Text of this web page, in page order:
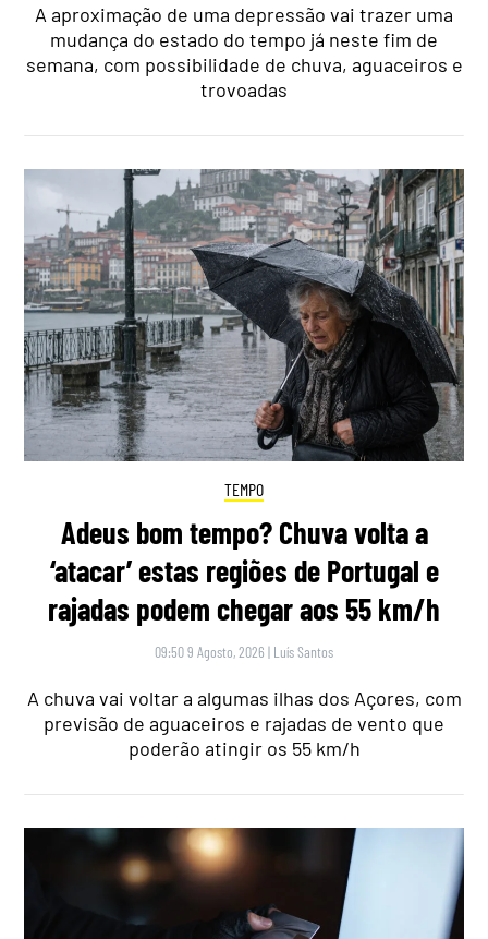
A aproximação de uma depressão vai trazer uma
mudança do estado do tempo já neste fim de
semana, com possibilidade de chuva, aguaceiros e
trovoadas
TEMPO
Adeus bom tempo? Chuva volta a
‘atacar’ estas regiões de Portugal e
rajadas podem chegar aos 55 km/h
09:50 9 Agosto, 2026 | Luís Santos
A chuva vai voltar a algumas ilhas dos Açores, com
previsão de aguaceiros e rajadas de vento que
poderão atingir os 55 km/h